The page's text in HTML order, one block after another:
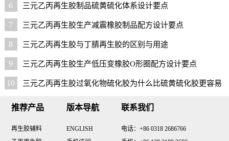
6 三元乙丙再生胶制品硫黄硫化体系设计要点
7 三元乙丙再生胶生产减震橡胶制品配方设计要点
8 三元乙丙再生胶与丁腈再生胶的区别与用途
9 三元乙丙再生胶生产低压变橡胶O形圈配方设计要点
10
三元乙丙再生胶过氧化物硫化胶为什么比硫黄硫化胶更容易
推荐产品
再生胶辅料
版本导航
ENGLISH
联系我们
电话：+86 0318 2686766